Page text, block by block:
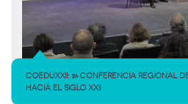
COEDUXXII: 3ª CONFERENCIA REGIONAL
HACIA EL SIGLO XXII